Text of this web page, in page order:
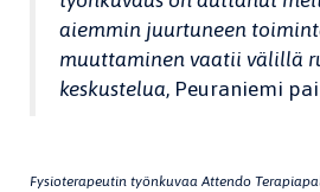
aiemmin juurtuneen
muuttaminen vaatii välillä
keskustelua, Peuraniemi
Fysioterapeutin työnkuvaa Attendo